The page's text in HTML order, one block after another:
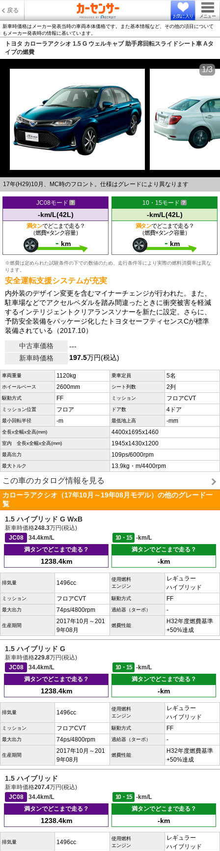
戻る
お気に入り メニュー
新車時価格はメーカー発表当時の車両本体価格です。また基本情報など、その他の項目について
もメーカー発表時の情報に基いています。
トヨタ カローラアクシオ 1.5 G ウェルキャブ 助手席回転スライドシート車 Aタ
イプの燃費
17年(H29)10月、MC時のフロント。仕様はグレードにより異なります
1/3
JC08モード
-km/L(42L)
満タンでどこまで走る？
（燃費×タンク容量）
- km
10・15モード
-km/L(42L)
満タンでどこまで走る？
（燃費×タンク容量）
- km
※燃費は定められた試験条件の下での数値のため、走行条件等により実際の燃料消費率は異な
ります。
安全運転支援システムが充実
内外装のデザイン変更を含むマイナーチェンジが行われた。また、
駐車場などでアクセルペダルを踏み間違ったときに衝突被害を軽減
するインテリジェントクリアランスソナーを新たに設定。さらに、
予防安全装備をパッケージ化したトヨタセーフティセンスCが標準
装備されている（2017.10）
中古車価格
---
新車時価格
197.5万円(税込)
車両重量 1120kg 乗車定員 5名
ホイールベース 2600mm シート列数 2列
駆動方式 FF ミッション フロアCVT
ミッション位置 フロア ドア数 4ドア
最小回転半径 -m 最低地上高 -mm
全長x全幅x全高(mm) 4400x1695x1460
室内 全長x全幅x全高(mm) 1945x1430x1200
最高出力 109ps/6000rpm
最大トルク 13.9kg・m/4400rpm
この車のカタログ情報を見る
カローラアクシオ（17年10月～19年08月モデル）の他のグレード一
覧
1.5 ハイブリッド G WxB
新車時価格248.3万円(税込)
JC08
34.4km/L 10・15
-km/L
満タンでどこまで走る？
1238.4km
満タンでどこまで走る？
-km
排気量 1496cc
使用燃料
エンジン
レギュラー
ハイブリッド
ミッション フロアCVT 駆動方式 FF
最大出力 74ps/4800rpm 過給器（ターボ） -
生産期間
2017年10月～201
9年08月
燃費性能
H32年度燃費基準
+50%達成
1.5 ハイブリッド G
新車時価格229.8万円(税込)
JC08
34.4km/L 10・15
-km/L
満タンでどこまで走る？
1238.4km
満タンでどこまで走る？
-km
排気量 1496cc
使用燃料
エンジン
レギュラー
ハイブリッド
ミッション フロアCVT 駆動方式 FF
最大出力 74ps/4800rpm 過給器（ターボ） -
生産期間
2017年10月～201
9年08月
燃費性能
H32年度燃費基準
+50%達成
1.5 ハイブリッド
新車時価格207.4万円(税込)
JC08
34.4km/L 10・15
-km/L
満タンでどこまで走る？
1238.4km
満タンでどこまで走る？
-km
排気量 1496cc
使用燃料
エンジン
レギュラー
ハイブリッド